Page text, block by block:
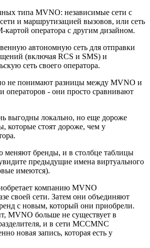
типа MVNO: независимые сети с
и маршрутизацией вызовов, или сеть
картой оператора с другим дизайном.
автономную сеть для отправки
(включая RCS и SMS) и
сеть своего оператора.
не понимают разницы между MVNO и
операторов - они просто сравнивают
выгодны локально, но еще дороже
которые стоят дороже, чем у
меняют бренды, и в столбце таблицы
предыдущие имена виртуального
имеются).
компанию MVNO
своей сети. Затем они объединяют
с новым, который они приобрели.
MVNO больше не существует в
и в сети MCCMNC
новая запись, которая есть у